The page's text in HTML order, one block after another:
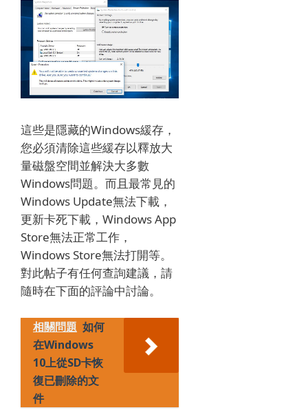
這些是隱藏的Windows緩存，
您必須清除這些緩存以釋放大
量磁盤空間並解決大多數
Windows問題。 而且最常見的
Windows Update無法下載，
更新卡死下載，Windows App
Store無法正常工作，
Windows Store無法打開等。
對此帖子有任何查詢建議，請
隨時在下面的評論中討論。
相關問題 如何
在Windows
10上從SD卡恢
復已刪除的文
件